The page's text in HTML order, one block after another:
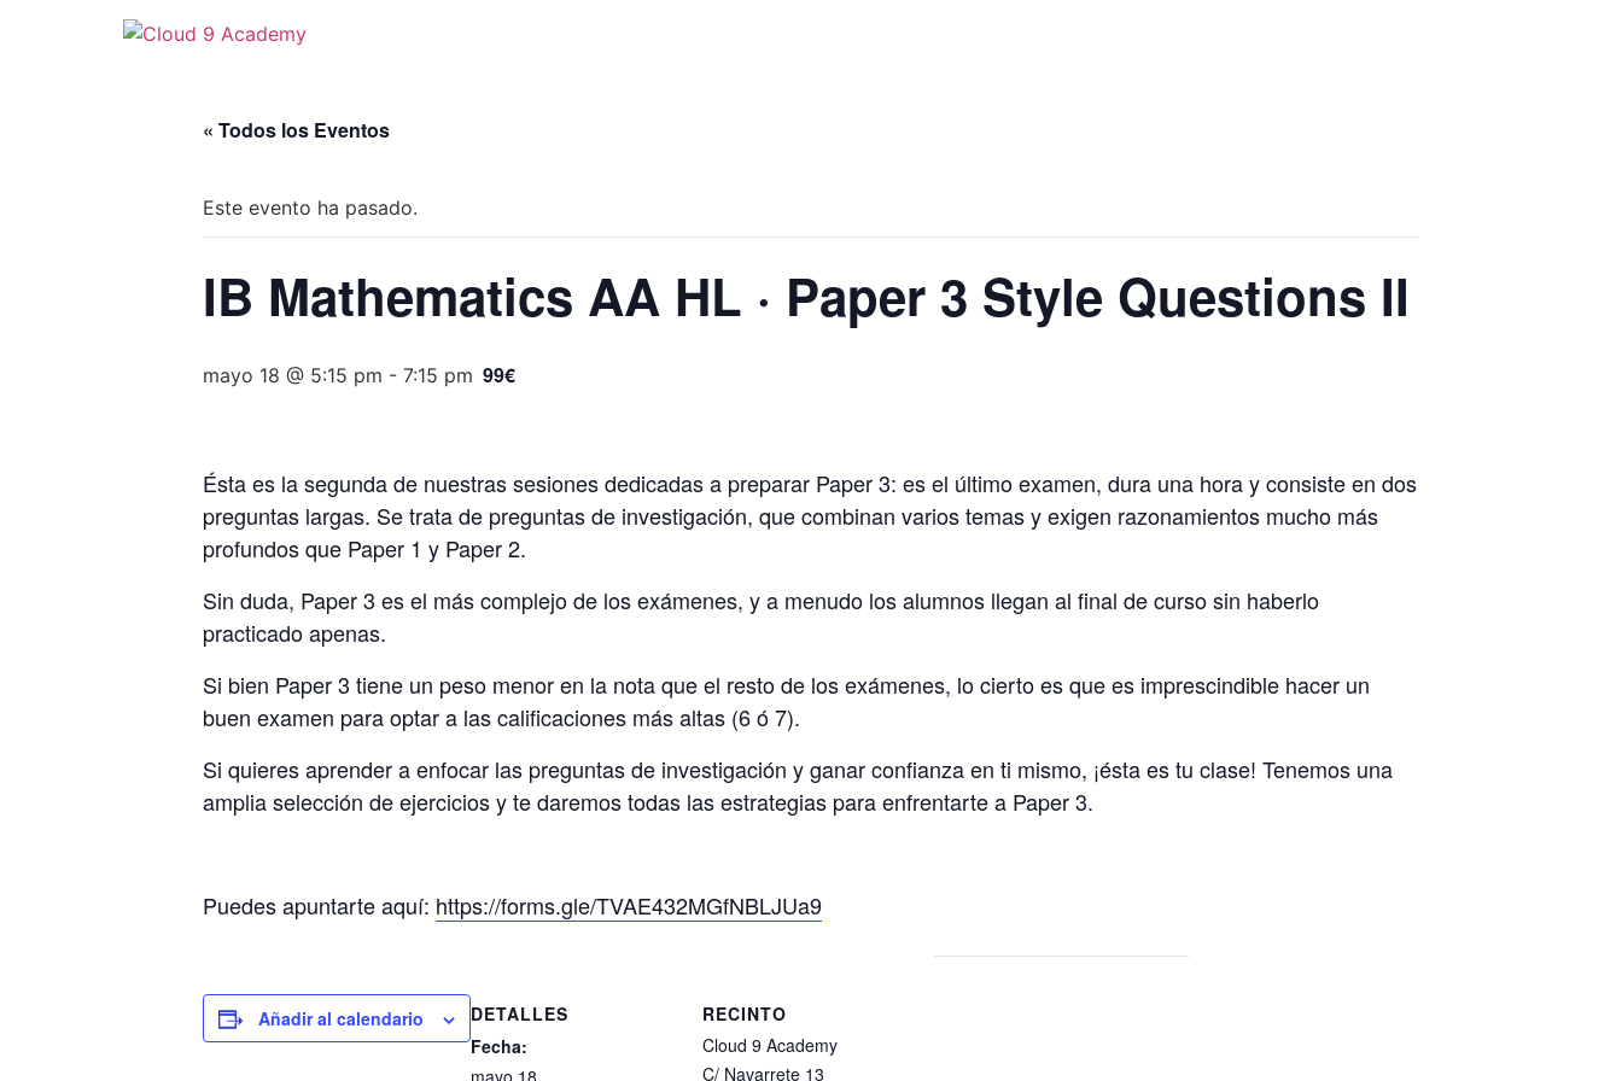
« Todos los Eventos
Este evento ha pasado.
IB Mathematics AA HL · Paper 3 Style Questions II
mayo 18 @ 5:15 pm - 7:15 pm 99€
Ésta es la segunda de nuestras sesiones dedicadas a preparar Paper 3: es el último examen, dura una hora y consiste en dos
preguntas largas. Se trata de preguntas de investigación, que combinan varios temas y exigen razonamientos mucho más
profundos que Paper 1 y Paper 2.
Sin duda, Paper 3 es el más complejo de los exámenes, y a menudo los alumnos llegan al final de curso sin haberlo
practicado apenas.
Si bien Paper 3 tiene un peso menor en la nota que el resto de los exámenes, lo cierto es que es imprescindible hacer un
buen examen para optar a las calificaciones más altas (6 ó 7).
Si quieres aprender a enfocar las preguntas de investigación y ganar confianza en ti mismo, ¡ésta es tu clase! Tenemos una
amplia selección de ejercicios y te daremos todas las estrategias para enfrentarte a Paper 3.
Puedes apuntarte aquí: https://forms.gle/TVAE432MGfNBLJUa9
Añadir al calendario
DETALLES
Fecha:
mayo 18
RECINTO
Cloud 9 Academy
C/ Navarrete 13